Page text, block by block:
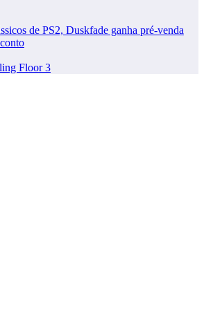
de PS2, Duskfade ganha pré-venda
Floor 3